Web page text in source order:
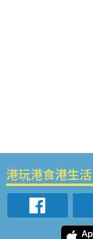
港玩港食港生活